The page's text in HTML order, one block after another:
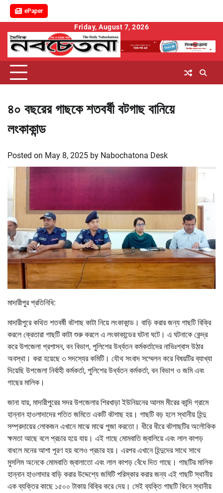
ePaper
content
Friday, August 7, 2026
৪০ বছরের গাছকে শতবর্ষী বটগাছ বানিয়ে
লংকাকান্ড
Posted on May 8, 2025 by Nabochatona Desk
মাদারীপুর প্রতিনিধি:
মাদারীপুরে কথিত শতবর্ষী বটগাছ কাটা নিয়ে লংকাকান্ড। বাড়ি করার জন্য গাছটি বিক্রি
করলে ক্রেতারা গাছটি কাটা শুরু করলে এ লংকাকান্ডের ঘটনা ঘটে। এ ঘটনাকে কেন্দ্র
করে উপজেলা প্রশাসন, বন বিভাগ, পুলিশের উর্ধ্বতন কর্মকর্তাদের নাভিঃশ্বাস উঠার
অবস্থা। করা হয়েছে ৩ সদস্যের কমিটি। যৌথ সংবাদ সম্মেলন করে বিষয়টির ব্যাখ্যা
দিয়েছি উপজেলা নির্বাহী কর্মকর্তা, পুলিশের উর্ধ্বতন কর্মকর্তা, বন বিভাগ ও জমি এবং
গাছের মালিক।
জানা যায়, মাদারীপুরের সদর উপজেলার শিরখাড়া ইউনিয়নের আলম মীরের কান্দি গ্রামে
হান্নান হাওলাদাদের পতিত জমিতে একটি বটগাছ হয়। গাছটি বড় হলে স্থানীয় হিন্দু
সম্প্রদায়ের লোকজন এখানে মাঝে মাঝে পুজা করতো। ধীরে ধীরে বটগাছটির অলৌকিক
ক্ষমতা আছে বলে প্রচার হয়ে যায়। এই গাছে মোমবাতি জ্বালিয়ে এবং লাল কাপড়
বাধলে মনের আশা পূরণ হয় বলেও প্রচার হয়। এরপর এখানে হিন্দুদের সাথে সাথে
মুসলিম অনেকে মোমবাতি জ্বালাতো এবং লাল কাপড় বেঁধে দিত গাছে। গাছটির মালিক
হান্নান হাওলাদার বাড়ি করার উদ্দেশ্যে জমিটি পরিস্কার করার জন্য এই গাছটি স্থানীয়
এক ব্যক্তির কাছে ১৫০০ টাকায় বিক্রি করে দেয়। সেই ব্যক্তি গাছটি কিনে স্থানীয়